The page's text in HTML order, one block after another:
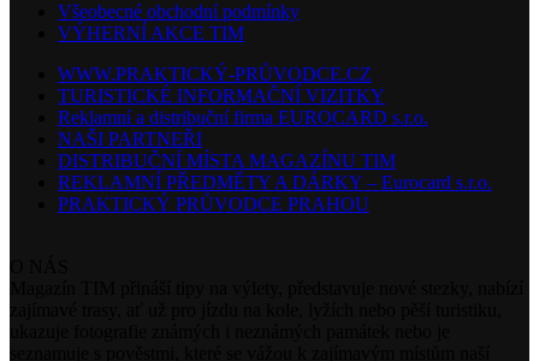
Všeobecné obchodní podmínky
VÝHERNÍ AKCE TIM
WWW.PRAKTICKÝ-PRŮVODCE.CZ
TURISTICKÉ INFORMAČNÍ VIZITKY
Reklamní a distribuční firma EUROCARD s.r.o.
NAŠI PARTNEŘI
DISTRIBUČNÍ MÍSTA MAGAZÍNU TIM
REKLAMNÍ PŘEDMĚTY A DÁRKY – Eurocard s.r.o.
PRAKTICKÝ PRŮVODCE PRAHOU